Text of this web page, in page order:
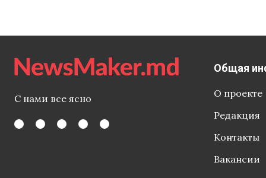
С нами все ясно
Общая
О проекте
Редакция
Контакты
Вакансии